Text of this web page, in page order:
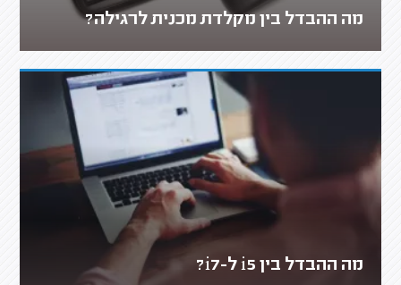
מה ההבדל בין מקלדת מכנית לרגילה?
מה ההבדל בין i5 ל-i7?